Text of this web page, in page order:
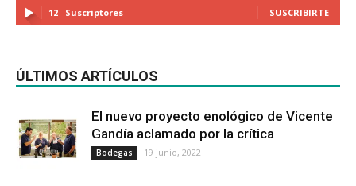
12 Suscriptores SUSCRIBIRTE
ÚLTIMOS ARTÍCULOS
El nuevo proyecto enológico de Vicente
Gandía aclamado por la crítica
Bodegas 19 junio, 2022